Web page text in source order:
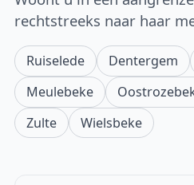
rechtstreeks naar haar
Ruiselede Dentergem
Meulebeke
Zulte
Wielsbeke